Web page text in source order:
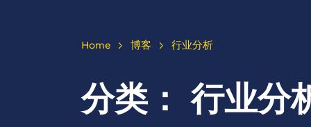
Home > 博客 > 行业分析
分类：行业分